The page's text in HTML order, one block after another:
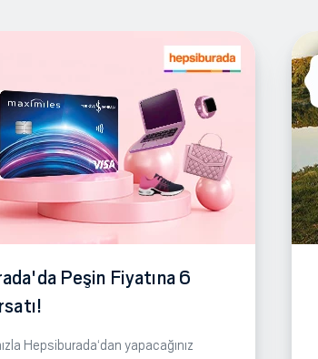
Peşin Fiyatına 6
Hepsiburada‘dan yapacağınız